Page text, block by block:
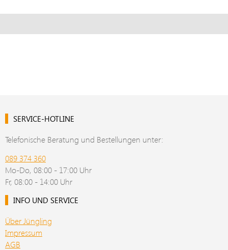
SERVICE-HOTLINE
Telefonische Beratung und Bestellungen unter:
089 374 360
Mo-Do, 08:00 - 17:00 Uhr
Fr, 08:00 - 14:00 Uhr
INFO UND SERVICE
Über Jüngling
Impressum
AGB